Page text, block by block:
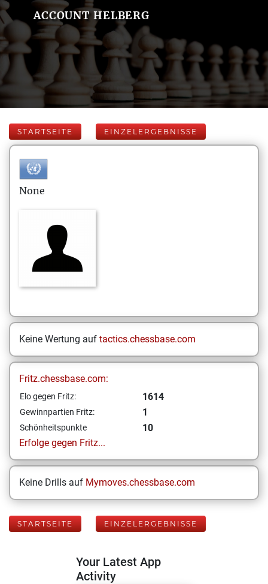
ACCOUNT HELBERG
STARTSEITE EINZELERGEBNISSE
None
Keine Wertung auf tactics.chessbase.com
Fritz.chessbase.com:
Elo gegen Fritz: 1614
Gewinnpartien Fritz: 1
Schönheitspunkte
10
Erfolge gegen Fritz...
Keine Drills auf Mymoves.chessbase.com
STARTSEITE EINZELERGEBNISSE
Your Latest App
Activity